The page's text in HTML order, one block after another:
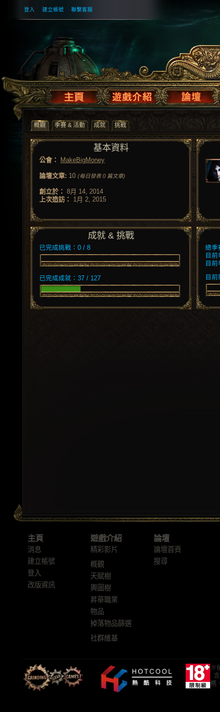
登入 建立帳號 聯繫客服
概觀 季賽 & 活動 成就 挑戰
基本資料
公會： MakeBigMoney
論壇文章: 10 (每日發表 0 篇文章)
創立於： 8月 14, 2014
上次造訪：
1月 2, 2015
成就 & 挑戰
已完成挑戰：0 / 8
已完成成就：37 / 127
總季
目
目
目
主頁
消息
建立帳號
登入
改版資訊
遊戲介紹
精彩影片
概觀
天賦樹
輿圖樹
昇華職業
物品
掉落物品篩選
社群維基
論壇
論壇首頁
搜尋
※
務